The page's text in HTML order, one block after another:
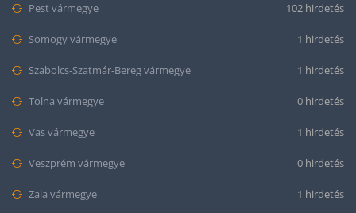
Pest vármegye 102 hirdetés
Somogy vármegye 1 hirdetés
Szabolcs-Szatmár-Bereg vármegye 1 hirdetés
Tolna vármegye 0 hirdetés
Vas vármegye 1 hirdetés
Veszprém vármegye 0 hirdetés
Zala vármegye 1 hirdetés